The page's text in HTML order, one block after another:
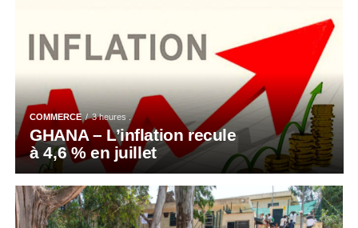
COMMERCE 3 heures .
GHANA – L’inflation recule
à 4,6 % en juillet